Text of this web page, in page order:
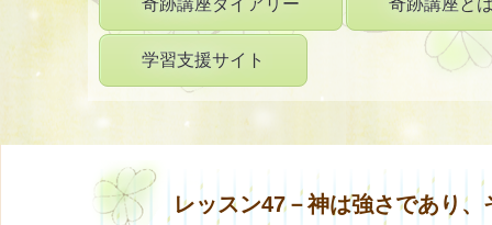
奇跡講座ダイアリー 奇跡講座と
学習支援サイト
レッスン47－神は強さであり